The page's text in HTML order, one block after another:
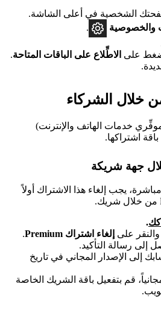
الشخصية في أعلى الشاشة.
والخصوصية
على الاطِّلاع على الباقات المتاحة.
خدمات الهاتف والإنترنت)
جهة شريكة
يجب إلغاء هذا الاشتراك أولاً
.
على إلغاء اشتراك Premium
.
إلى رسالة التأكيد.
إلى الإصدار المجاني في تاريخ
قم بتفعيل باقة الشريك الخاصة